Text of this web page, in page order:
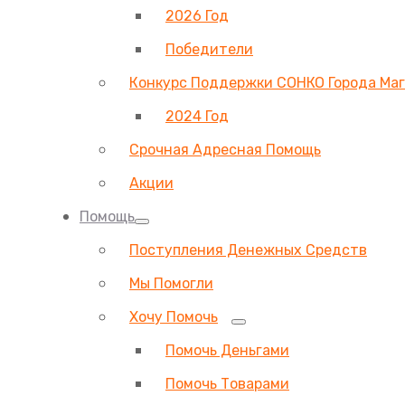
2026 Год
Победители
Конкурс Поддержки СОНКО Города
2024 Год
Срочная Адресная Помощь
Акции
Помощь
Поступления Денежных Средств
Мы Помогли
Хочу Помочь
Помочь Деньгами
Помочь Товарами